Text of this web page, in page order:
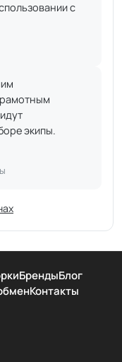
с
экипы.
БрендыБлог
Контакты